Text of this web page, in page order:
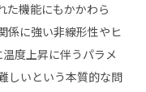
た機能にもかかわら
係に強い非線形性やヒ
度上昇に伴うパラメ
しいという本質的な問